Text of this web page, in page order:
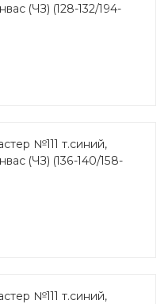
(ЧЗ) (128-132/194-
№111 т.синий,
(ЧЗ) (136-140/158-
№111 т.синий,